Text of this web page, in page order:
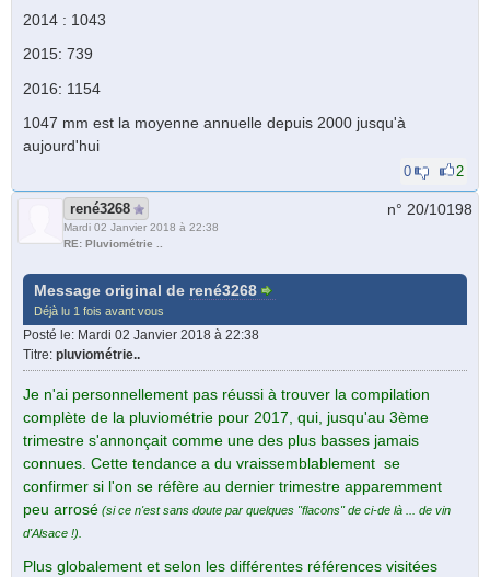
2014 : 1043
2015: 739
2016: 1154
1047 mm est la moyenne annuelle depuis 2000 jusqu'à
aujourd'hui
0 2
rené3268
Mardi 02 Janvier 2018 à 22:38
RE: Pluviométrie ..
n° 20/10198
Message original de rené3268
Déjà lu 1 fois avant vous
Posté le: Mardi 02 Janvier 2018 à 22:38
Titre: pluviométrie..
Je n'ai personnellement pas réussi à trouver la compilation
complète de la pluviométrie pour 2017, qui, jusqu'au 3ème
trimestre s'annonçait comme une des plus basses jamais
connues. Cette tendance a du vraissemblablement se
confirmer si l'on se réfère au dernier trimestre apparemment
peu arrosé (si ce n'est sans doute par quelques "flacons" de ci-de là ... de vin
d'Alsace !).
Plus globalement et selon les différentes références visitées